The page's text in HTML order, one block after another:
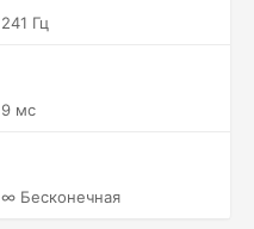
241 Гц
9 мс
∞ Бесконечная